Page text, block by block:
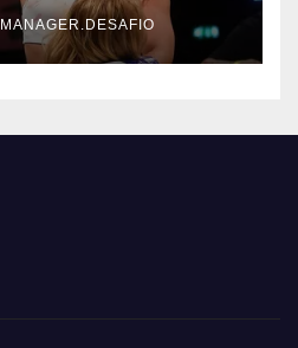
MANAGER.DESAFIO